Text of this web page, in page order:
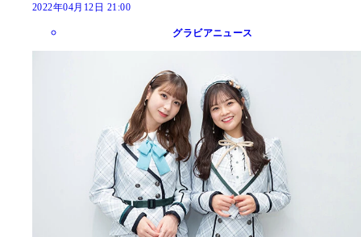
2022年04月12日 21:00
グラビアニュース